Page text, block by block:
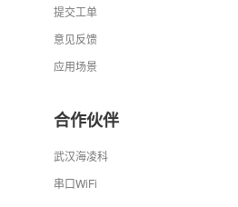
提交工单
意见反馈
应用场景
合作伙伴
武汉海凌科
串口WiFi